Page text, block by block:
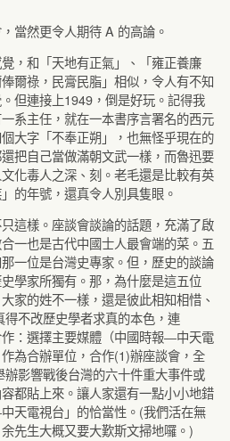
當然更令人期待 A 的高論。
，和「天地有正氣」、「雍正養廉
爾祿，民膏民脂」相似，令人有不知
但連接上1949，倒是好玩。記得我
系主任，就在一本書序言署名的西元
大字「不奉正朔」，也無怪乎現在的
把自己當做滿朝文武一樣，而魯迅要
化毒人之深、刻。老毛還是比較有英
的年號，還真令人別具隻眼。
這樣。座談會談論的話題，充滿了啟
一也是古代中國士人最會端的菜。五
一位是台灣史專家。但，歷史的談論
學家所獨有。那，為什麼是這五位
家的姓不一樣，還是彼此相知相惜、
不改歷史學者求真的本色，連
作：選擇主要媒體（中國時報―中天電
為合辦單位，合作(1)辦座談會，全
影響戰後台灣的六十件重大事件或
都貼上來。讓人家還有一點小小地錯
天電視台」的恰當性。(我們活在無
先生大概又要大歎斯文掃地囉。)